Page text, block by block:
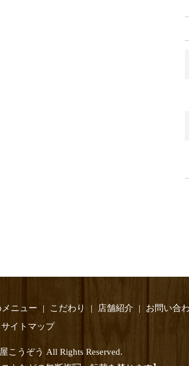
ニュー こだわり 店舗紹介 お問い合
サイトマップ
こうぞう All Rights Reserved.